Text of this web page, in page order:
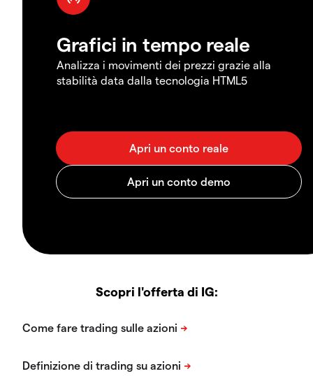
Grafici in tempo reale
Analizza i movimenti dei prezzi grazie alla
stabilità data dalla tecnologia HTML5
Scopri l'offerta di IG: